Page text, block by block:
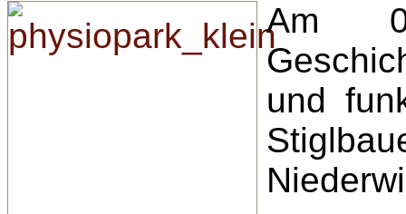
Am
und